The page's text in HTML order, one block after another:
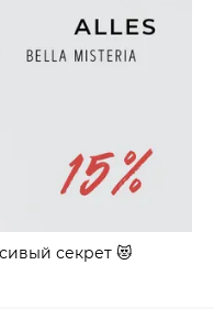
секрет 😻